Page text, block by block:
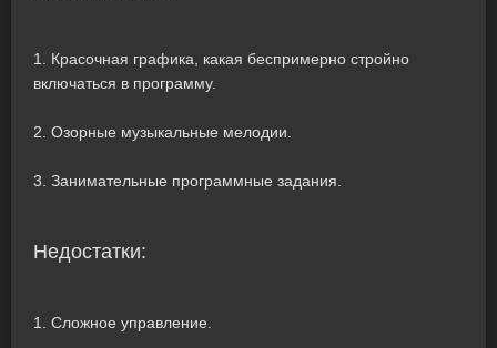
1. Красочная графика, какая беспримерно стройно
включаться в программу.
2. Озорные музыкальные мелодии.
3. Занимательные программные задания.
Недостатки:
1. Сложное управление.